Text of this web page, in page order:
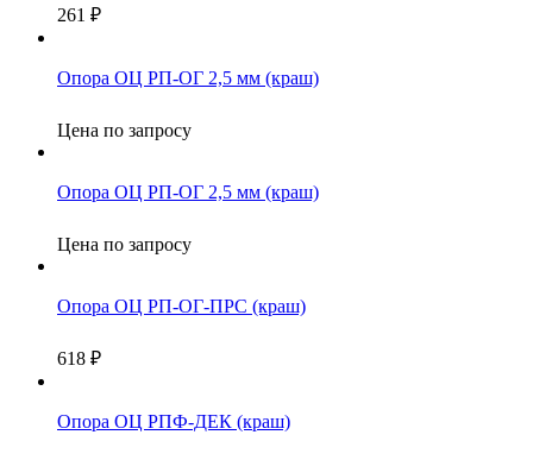
261 ₽
Опора ОЦ РП-ОГ 2,5 мм (краш)
Цена по запросу
Опора ОЦ РП-ОГ 2,5 мм (краш)
Цена по запросу
Опора ОЦ РП-ОГ-ПРС (краш)
618 ₽
Опора ОЦ РПФ-ДЕК (краш)